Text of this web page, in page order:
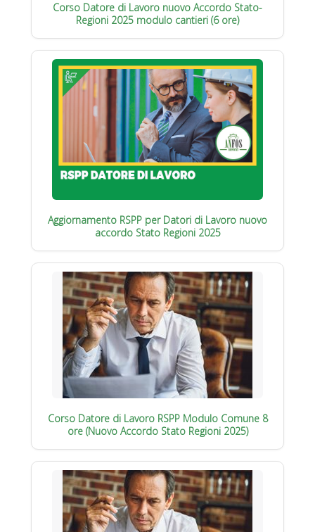
Corso Datore di Lavoro nuovo Accordo Stato-
Regioni 2025 modulo cantieri (6 ore)
Aggiornamento RSPP per Datori di Lavoro nuovo
accordo Stato Regioni 2025
Corso Datore di Lavoro RSPP Modulo Comune 8
ore (Nuovo Accordo Stato Regioni 2025)